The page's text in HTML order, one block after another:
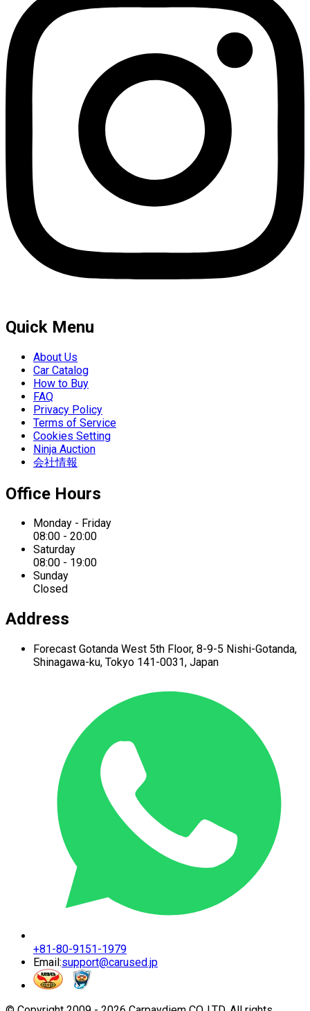
Quick Menu
About Us
Car Catalog
How to Buy
FAQ
Privacy Policy
Terms of Service
Cookies Setting
Ninja Auction
会社情報
Office Hours
Monday - Friday
08:00 - 20:00
Saturday
08:00 - 19:00
Sunday
Closed
Address
Forecast Gotanda West 5th Floor, 8-9-5 Nishi-Gotanda,
Shinagawa-ku, Tokyo 141-0031, Japan
+81-80-9151-1979
Email:support@carused.jp